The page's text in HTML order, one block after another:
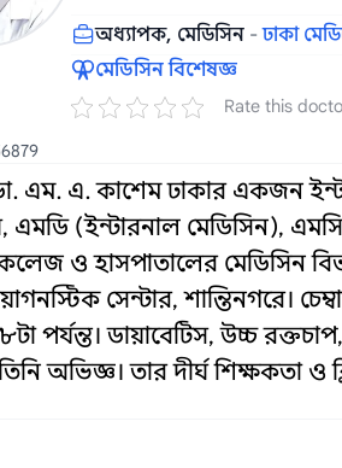
অধ্যাপক, মেডিসিন -ঢাকা
মেডিসিন বিশেষজ্ঞ
Rate this
এম. এ. কাশেম ঢাকার একজন
এমডি (ইন্টারনাল মেডিসিন),
ও হাসপাতালের মেডিসিন
সেন্টার, শান্তিনগরে।
পর্যন্ত। ডায়াবেটিস, উচ্চ
অভিজ্ঞ। তার দীর্ঘ শিক্ষকতা